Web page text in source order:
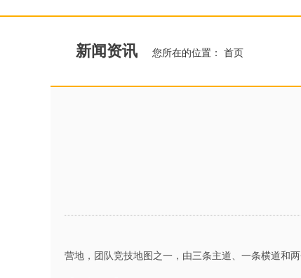
新闻资讯 您所在的位置： 首页
营地，团队竞技地图之一，由三条主道、一条横道和